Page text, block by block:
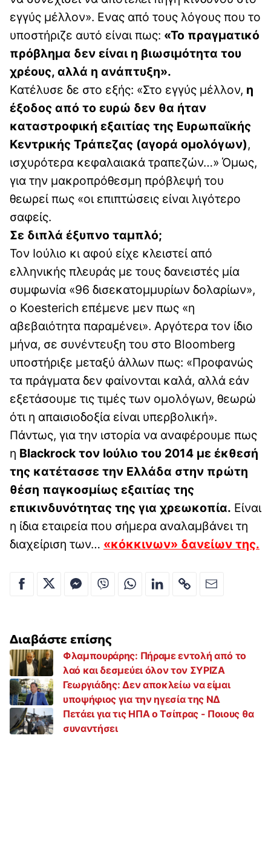
εγγύς μέλλον». Ενας από τους λόγους που το
υποστήριζε αυτό είναι πως: «Το πραγματικό
πρόβλημα δεν είναι η βιωσιμότητα του
χρέους, αλλά η ανάπτυξη».
Κατέλυσε δε στο εξής: «Στο εγγύς μέλλον, η
έξοδος από το ευρώ δεν θα ήταν
καταστροφική εξαιτίας της Ευρωπαϊκής
Κεντρικής Τράπεζας (αγορά ομολόγων),
ισχυρότερα κεφαλαιακά τραπεζών…» Όμως,
για την μακροπρόθεσμη πρόβλεψή του
θεωρεί πως «οι επιπτώσεις είναι λιγότερο
σαφείς.
Σε διπλά έξυπνο ταμπλό;
Τον Ιούλιο κι αφού είχε κλειστεί από
ελληνικής πλευράς με τους δανειστές μία
συμφωνία «96 δισεκατομμυρίων δολαρίων»,
o Koesterich επέμενε μεν πως «η
αβεβαιότητα παραμένει». Αργότερα τον ίδιο
μήνα, σε συνέντευξη του στο Bloomberg
υποστήριξε μεταξύ άλλων πως: «Προφανώς
τα πράγματα δεν φαίνονται καλά, αλλά εάν
εξετάσουμε τις τιμές των ομολόγων, θεωρώ
ότι η απαισιοδοξία είναι υπερβολική».
Πάντως, για την ιστορία να αναφέρουμε πως
η Blackrock τον Ιούλιο του 2014 με έκθεσή
της κατέτασσε την Ελλάδα στην πρώτη
θέση παγκοσμίως εξαιτίας της
επικινδυνότητας της για χρεωκοπία. Είναι
η ίδια εταιρεία που σήμερα αναλαμβάνει τη
διαχείριση των… «κόκκινων» δανείων της.
Διαβάστε επίσης
Φλαμπουράρης: Πήραμε εντολή από το
λαό και δεσμεύει όλον τον ΣΥΡΙΖΑ
Γεωργιάδης: Δεν αποκλείω να είμαι
υποψήφιος για την ηγεσία της ΝΔ
Πετάει για τις ΗΠΑ ο Τσίπρας - Ποιους θα
συναντήσει